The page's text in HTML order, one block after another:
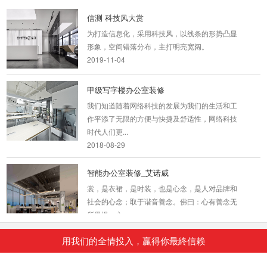
信测 科技风大赏
为打造信息化，采用科技风，以线条的形势凸显
形象，空间错落分布，主打明亮宽阔。
2019-11-04
甲级写字楼办公室装修
我们知道随着网络科技的发展为我们的生活和工
作平添了无限的方便与快捷及舒适性，网络科技
时代人们更...
2018-08-29
智能办公室装修_艾诺威
裳，是衣裙，是时装，也是心念，是人对品牌和
社会的心念；取于谐音善念。佛曰：心有善念无
所畏惧，心...
2018-07-30
用我们的全情投入，贏得你最終信赖